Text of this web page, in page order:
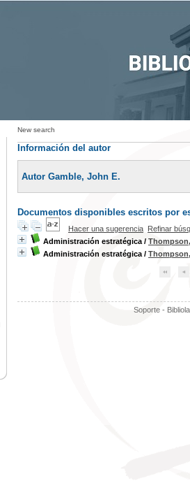
New search
Información del autor
Autor Gamble, John E.
Documentos disponibles escritos por
Hacer una sugerencia Refinar
Administración estratégica /
Administración estratégica /
Soporte -